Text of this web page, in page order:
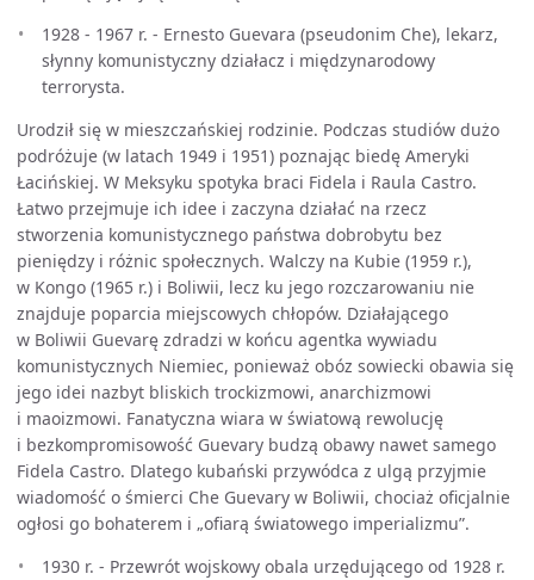
1928 - 1967 r. - Ernesto Guevara (pseudonim Che), lekarz,
słynny komunistyczny działacz i międzynarodowy
terrorysta.
Urodził się w mieszczańskiej rodzinie. Podczas studiów dużo
podróżuje (w latach 1949 i 1951) poznając biedę Ameryki
Łacińskiej. W Meksyku spotyka braci Fidela i Raula Castro.
Łatwo przejmuje ich idee i zaczyna działać na rzecz
stworzenia komunistycznego państwa dobrobytu bez
pieniędzy i różnic społecznych. Walczy na Kubie (1959 r.),
w Kongo (1965 r.) i Boliwii, lecz ku jego rozczarowaniu nie
znajduje poparcia miejscowych chłopów. Działającego
w Boliwii Guevarę zdradzi w końcu agentka wywiadu
komunistycznych Niemiec, ponieważ obóz sowiecki obawia się
jego idei nazbyt bliskich trockizmowi, anarchizmowi
i maoizmowi. Fanatyczna wiara w światową rewolucję
i bezkompromisowość Guevary budzą obawy nawet samego
Fidela Castro. Dlatego kubański przywódca z ulgą przyjmie
wiadomość o śmierci Che Guevary w Boliwii, chociaż oficjalnie
ogłosi go bohaterem i „ofiarą światowego imperializmu”.
1930 r. - Przewrót wojskowy obala urzędującego od 1928 r.